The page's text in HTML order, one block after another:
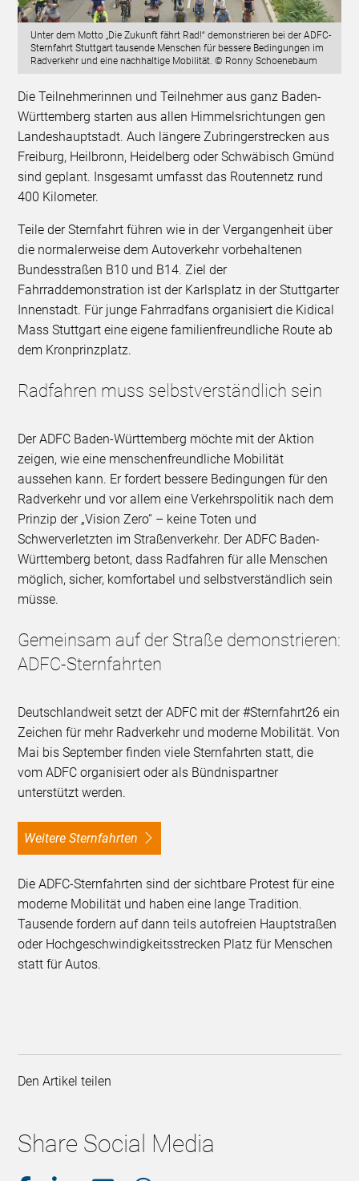
Unter dem Motto „Die Zukunft fährt Rad!“ demonstrieren bei der ADFC-
Sternfahrt Stuttgart tausende Menschen für bessere Bedingungen im
Radverkehr und eine nachhaltige Mobilität. © Ronny Schoenebaum
Die Teilnehmerinnen und Teilnehmer aus ganz Baden-
Württemberg starten aus allen Himmelsrichtungen gen
Landeshauptstadt. Auch längere Zubringerstrecken aus
Freiburg, Heilbronn, Heidelberg oder Schwäbisch Gmünd
sind geplant. Insgesamt umfasst das Routennetz rund
400 Kilometer.
Teile der Sternfahrt führen wie in der Vergangenheit über
die normalerweise dem Autoverkehr vorbehaltenen
Bundesstraßen B10 und B14. Ziel der
Fahrraddemonstration ist der Karlsplatz in der Stuttgarter
Innenstadt. Für junge Fahrradfans organisiert die Kidical
Mass Stuttgart eine eigene familienfreundliche Route ab
dem Kronprinzplatz.
Radfahren muss selbstverständlich sein
Der ADFC Baden-Württemberg möchte mit der Aktion
zeigen, wie eine menschenfreundliche Mobilität
aussehen kann. Er fordert bessere Bedingungen für den
Radverkehr und vor allem eine Verkehrspolitik nach dem
Prinzip der „Vision Zero“ – keine Toten und
Schwerverletzten im Straßenverkehr. Der ADFC Baden-
Württemberg betont, dass Radfahren für alle Menschen
möglich, sicher, komfortabel und selbstverständlich sein
müsse.
Gemeinsam auf der Straße demonstrieren:
ADFC-Sternfahrten
Deutschlandweit setzt der ADFC mit der #Sternfahrt26 ein
Zeichen für mehr Radverkehr und moderne Mobilität. Von
Mai bis September finden viele Sternfahrten statt, die
vom ADFC organisiert oder als Bündnispartner
unterstützt werden.
Weitere Sternfahrten
Die ADFC-Sternfahrten sind der sichtbare Protest für eine
moderne Mobilität und haben eine lange Tradition.
Tausende fordern auf dann teils autofreien Hauptstraßen
oder Hochgeschwindigkeitsstrecken Platz für Menschen
statt für Autos.
Den Artikel teilen
Share Social Media